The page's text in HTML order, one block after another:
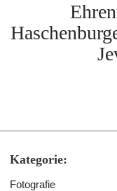
Kategorie:
Fotografie